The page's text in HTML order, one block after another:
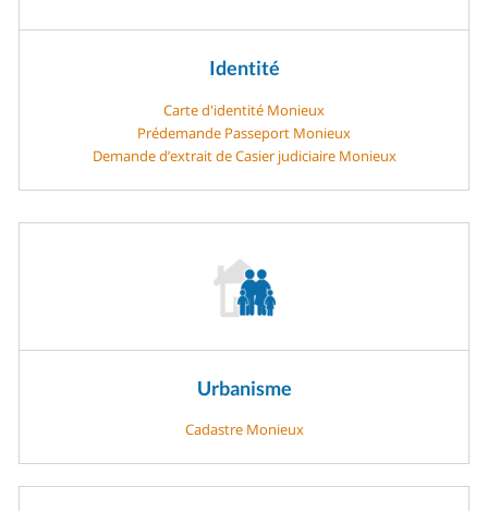
Identité
Carte d'identité Monieux
Prédemande Passeport Monieux
Demande d’extrait de Casier judiciaire Monieux
Urbanisme
Cadastre Monieux